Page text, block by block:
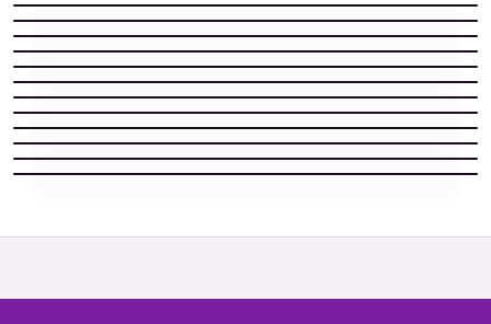
Buonanotte Natalizia tranquilla con renna
Buonanotte Natalizia lunare
Buonanotte Natalizia tenera con elfo
Buonanotte Natalizia
Buonanotte Natalizia fresca
Buonanotte Natalizia quieta con babbo
Buonanotte Natalizia
Buonanotte Natalizia
Buonanotte Natalizia profumata
Buonanotte Natalizia morbida con natale